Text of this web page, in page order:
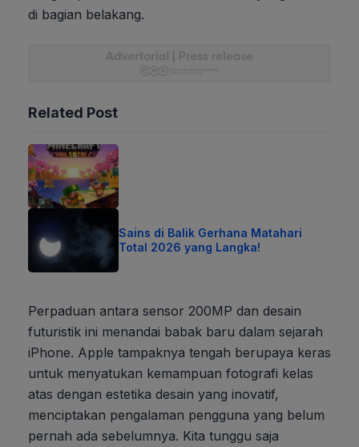
di bagian belakang.
Related Post
Sains di Balik Gerhana Matahari
Total 2026 yang Langka!
Perpaduan antara sensor 200MP dan desain
futuristik ini menandai babak baru dalam sejarah
iPhone. Apple tampaknya tengah berupaya keras
untuk menyatukan kemampuan fotografi kelas
atas dengan estetika desain yang inovatif,
menciptakan pengalaman pengguna yang belum
pernah ada sebelumnya. Kita tunggu saja